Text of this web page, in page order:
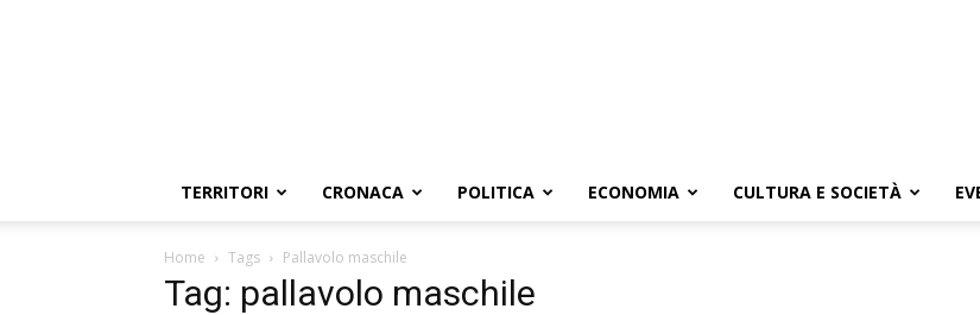
TERRITORI CRONACA POLITICA ECONOMIA CULTURA E SOCIETÀ
Home Tags Pallavolo maschile
Tag: pallavolo maschile